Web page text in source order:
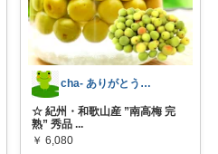
cha- ありがとう•*¨*•.¸¸♬︎
☆ 紀州・和歌山産 ”南高梅 完
熟” 秀品 ...
￥ 6,080